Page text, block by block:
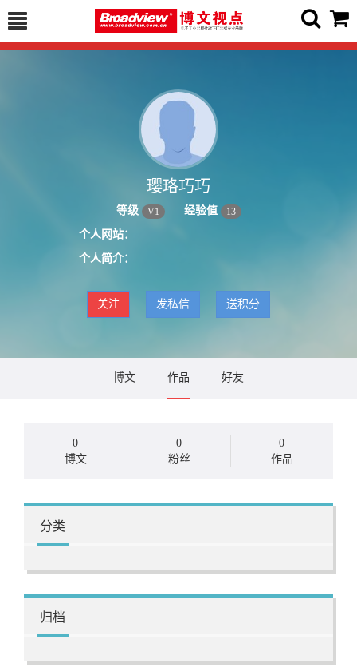
璎珞巧巧
等级 V1 经验值 13
个人网站：
个人简介：
关注 发私信 送积分
博文 作品 好友
0
博文
0
粉丝
0
作品
分类
归档